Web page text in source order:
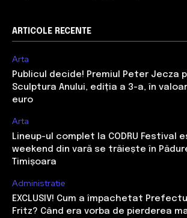
ARTICOLE RECENTE
Arta
Publicul decide! Premiul Peter Jecza
Sculptura Anului, ediția a 3-a, în
euro
Arta
Lineup-ul complet la CODRU Festival
weekend din vară se trăiește în
Timișoara
Administratie
EXCLUSIV! Cum a împachetat
Fritz? Când era vorba de pierderea